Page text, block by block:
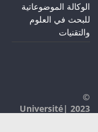
الوكالة الموضوعاتية
للبحث في العلوم
والتقنيات
©
2023 |Université